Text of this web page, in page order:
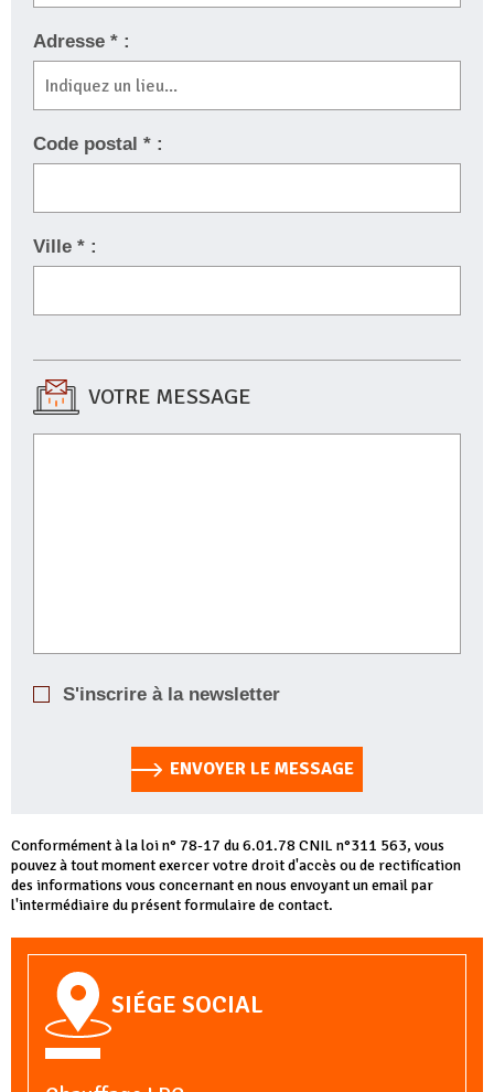
Adresse * :
Code postal * :
Ville * :
VOTRE MESSAGE
S'inscrire à la newsletter
ENVOYER LE MESSAGE
Conformément à la loi n° 78-17 du 6.01.78 CNIL n°311 563, vous
pouvez à tout moment exercer votre droit d'accès ou de rectification
des informations vous concernant en nous envoyant un email par
l'intermédiaire du présent formulaire de contact.
SIÉGE SOCIAL